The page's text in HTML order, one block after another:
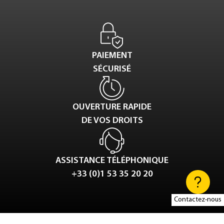
Contactez-nous
PAIEMENT
SÉCURISÉ
OUVERTURE RAPIDE
DE VOS DROITS
ASSISTANCE TÉLÉPHONIQUE
+33 (0)1 53 35 20 20